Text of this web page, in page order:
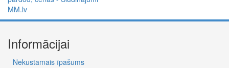
Informācijai
Nekustamais īpašums